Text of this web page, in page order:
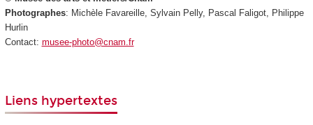
Photographes: Michèle Favareille, Sylvain Pelly, Pascal Faligot, Philippe
Hurlin
Contact: musee-photo@cnam.fr
Liens hypertextes